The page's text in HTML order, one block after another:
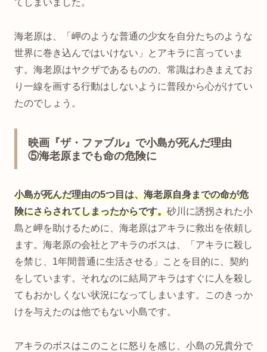
海老原は、「岬のような普通の少女を自分たちのような
世界に巻き込んではいけない」とアキラに言っていま
す。海老原はヤクザであるものの、常識はわきまえてお
り一線を画する行動はしないように普段から心がけてい
たのでしょう。
映画『ザ・ファブル』で小島が死んだ理由
⑤海老原までも命の危険に
小島が死んだ理由の5つ目は、海老原自身までの命が危
険にさらされてしまったからです。砂川に誘拐された小
島と岬を助けるために、海老原はアキラに救出を依頼し
ます。海老原の会社とアキラのボスは、「アキラに殺し
を禁じ、1年間普通に生活させる」ことを目的に、契約
をしています。それなのに結局アキラはすぐに人を殺し
てもおかしくない状況になってしまいます。このきっか
けを与えたのは他でもない小島です。
アキラのボスはこのことに怒りを感じ、小島の兄貴分で